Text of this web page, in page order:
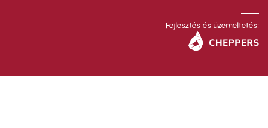
Fejlesztés és üzemeltetés: